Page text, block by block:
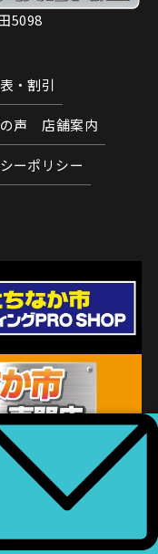
5098
・割引
声 店舗案内
ーポリシー
店